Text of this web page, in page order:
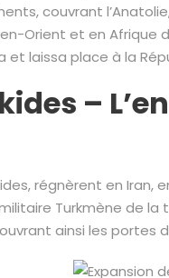
couvrant
Orient et en Afrique
laissa place à la
–
régnèrent en Iran,
Turkmène de la
ainsi les portes